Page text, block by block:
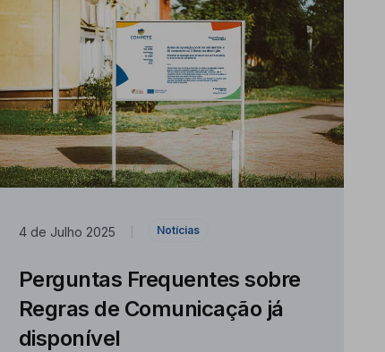
4 de Julho 2025 Notícias
Perguntas Frequentes sobre
Regras de Comunicação já
disponível